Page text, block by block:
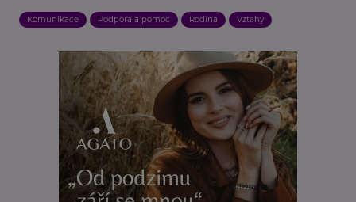
Komunikace Podpora a pomoc Rodina Vztahy